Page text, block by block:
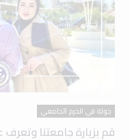
جولة في الحرم الجامعي
قم بزيارة جامعتنا